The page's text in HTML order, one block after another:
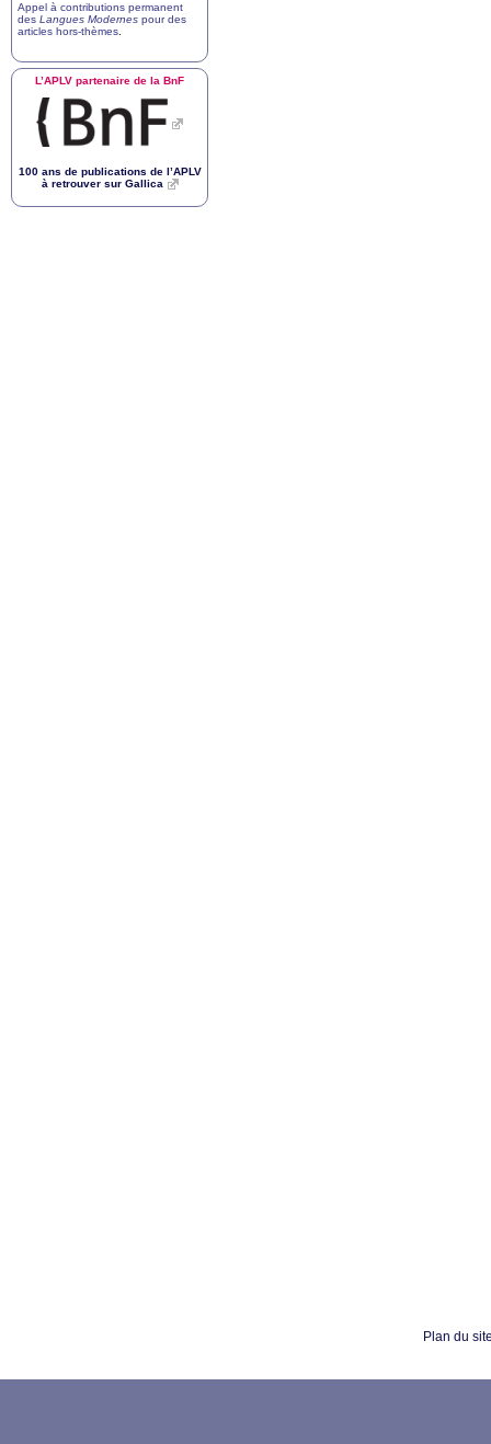
Appel à contributions permanent
des Langues Modernes pour des
articles hors-thèmes
L’APLV partenaire de la BnF
100 ans de publications de l’APLV
à retrouver sur Gallica
Plan du